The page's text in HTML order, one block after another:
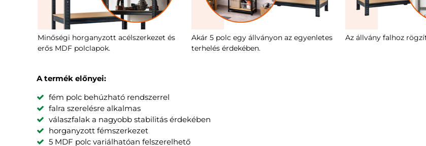
Minőségi horganyzott acélszerkezet és
erős MDF polclapok.
Akár 5 polc egy állványon az egyenletes
terhelés érdekében.
Az állvány falhoz
A termék előnyei:
fém polc behúzható rendszerrel
falra szerelésre alkalmas
válaszfalak a nagyobb stabilitás érdekében
horganyzott fémszerkezet
5 MDF polc variálhatóan felszerelhető